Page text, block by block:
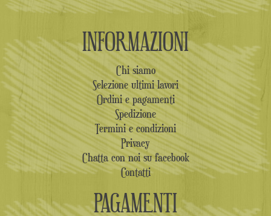
INFORMAZIONI
Chi siamo
Selezione ultimi lavori
Ordini e pagamenti
Spedizione
Termini e condizioni
Privacy
Chatta con noi su facebook
Contatti
PAGAMENTI